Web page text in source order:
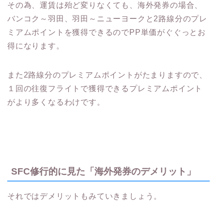
その為、運賃は殆ど変りなくても、海外発券の場合、
バンコク～羽田、羽田～ニューヨークと2路線分のプレ
ミアムポイントを獲得できるのでPP単価がぐぐっとお
得になります。
また2路線分のプレミアムポイントがたまりますので、
１回の往復フライトで獲得できるプレミアムポイント
がより多くなるわけです。
SFC修行的に見た「海外発券のデメリット」
それではデメリットもみていきましょう。